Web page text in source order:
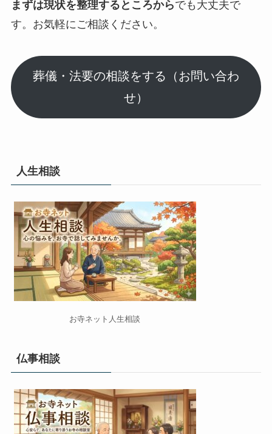
まずは現状を整理するところからでも大丈夫で
す。お気軽にご相談ください。
葬儀・法要の相談をする（お問い合わ
せ）
人生相談
お寺ネット人生相談
仏事相談